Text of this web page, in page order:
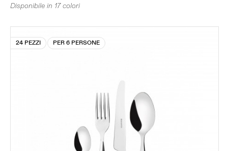
Disponibile in 17 colori
24 PEZZI PER 6 PERSONE